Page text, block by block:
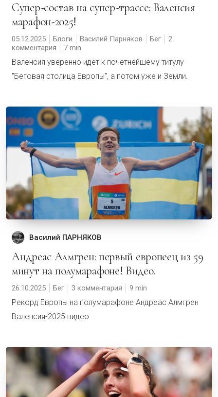
Супер-состав на супер-трассе: Валенсия
марафон-2025!
05.12.2025 Блоги Василий Парняков Бег
2
комментария
7
Валенсия уверенно идет к почетнейшему титулу
"Беговая столица Европы", а потом уже и Земли.
Василий ПАРНЯКОВ
Андреас Алмгрен: первый европеец из 59
минут на полумарафоне! Видео.
26.10.2025 Бег 3 комментария 9
Рекорд Европы на полумарафоне Андреас Алмгрен
Валенсия-2025 видео